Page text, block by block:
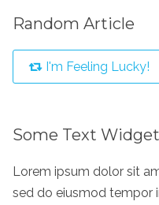
Random Article
I'm Feeling Lucky!
Some Text Widget
Lorem ipsum dolor sit
sed do eiusmod tempor